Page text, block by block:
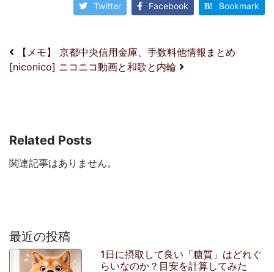
Twitter Facebook Bookmark
投稿ナビゲーション
【メモ】 京都中央信用金庫、手数料他情報まとめ
[niconico] ニコニコ動画と和歌と内輪
Related Posts
関連記事はありません。
最近の投稿
1日に摂取して良い「糖質」はどれぐ
らいなのか？目安を計算してみた